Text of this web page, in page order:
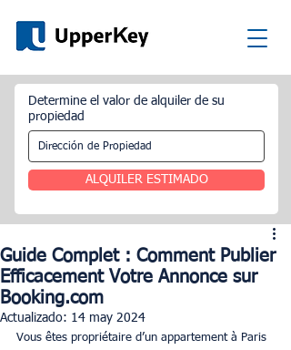
Determine el valor de alquiler de su
propiedad
ALQUILER ESTIMADO
Guide Complet : Comment Publier
Efficacement Votre Annonce sur
Booking.com
Actualizado: 14 may 2024
Vous êtes propriétaire d’un appartement à Paris